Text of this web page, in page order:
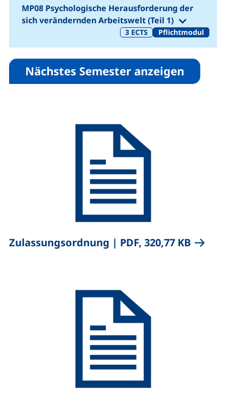
MP08 Psychologische Herausforderung der
sich verändernden Arbeitswelt (Teil 1)
(1.
3 ECTS Pflichtmodul
Nächstes Semester anzeigen
Zulassungsordnung | PDF, 320,77 KB